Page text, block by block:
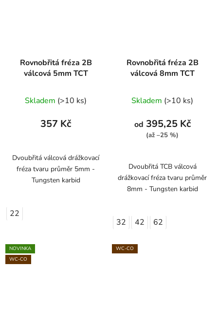
Rovnobřitá fréza 2B
válcová 5mm TCT
Skladem (>10 ks)
357 Kč
Dvoubřitá válcová drážkovací
fréza tvaru průměr 5mm -
Tungsten karbid
22
Rovnobřitá fréza 2B
válcová 8mm TCT
Skladem (>10 ks)
od 395,25 Kč
(až –25 %)
Dvoubřitá TCB válcová
drážkovací fréza tvaru průměr
8mm - Tungsten karbid
32 42 62
NOVINKA
WC-CO
WC-CO